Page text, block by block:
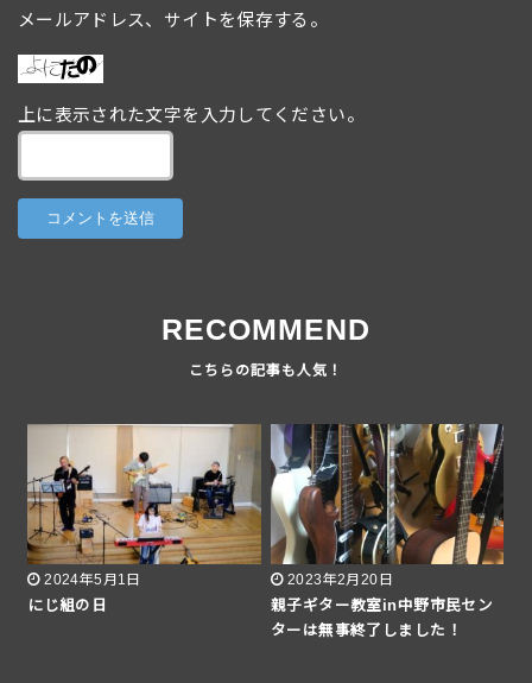
メールアドレス、サイトを保存する。
上に表示された文字を入力してください。
RECOMMEND
2024年5月1日
にじ組の日
2023年2月20日
親子ギター教室in中野市民セン
ターは無事終了しました！